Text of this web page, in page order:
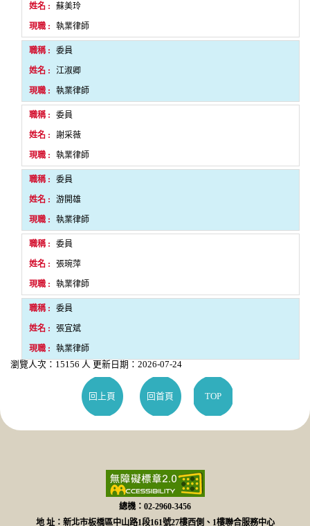
蘇美玲
執業律師
委員
江淑卿
執業律師
委員
謝采薇
執業律師
委員
游開雄
執業律師
委員
張琬萍
執業律師
委員
張宜斌
執業律師
瀏覽人次：15156 人 更新日期：2026-07-24
回上頁 回首頁 TOP
總機：02-2960-3456
地 址：新北市板橋區中山路1段161號27樓西側、1樓聯合服務中心